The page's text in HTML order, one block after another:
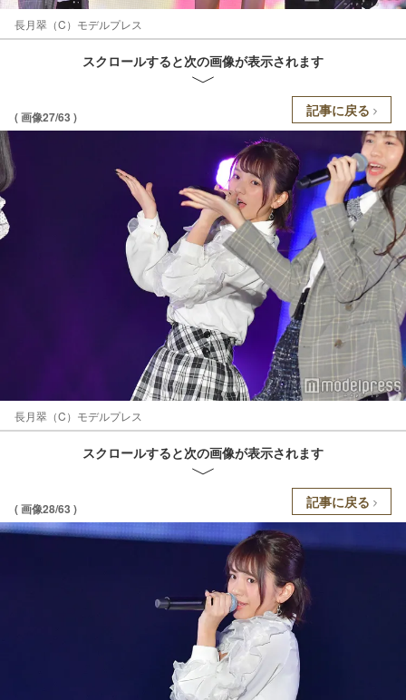
長月翠（C）モデルプレス
スクロールすると次の画像が表示されます
( 画像27/63 ) 記事に戻る
長月翠（C）モデルプレス
スクロールすると次の画像が表示されます
( 画像28/63 ) 記事に戻る